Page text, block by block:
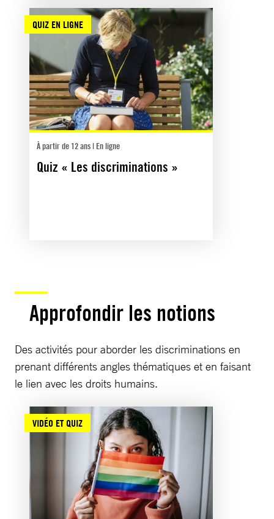
QUIZ EN LIGNE
À partir de 12 ans | En ligne
Quiz « Les discriminations »
Approfondir les notions
Des activités pour aborder les discriminations en
prenant différents angles thématiques et en faisant
le lien avec les droits humains.
VIDÉO ET QUIZ